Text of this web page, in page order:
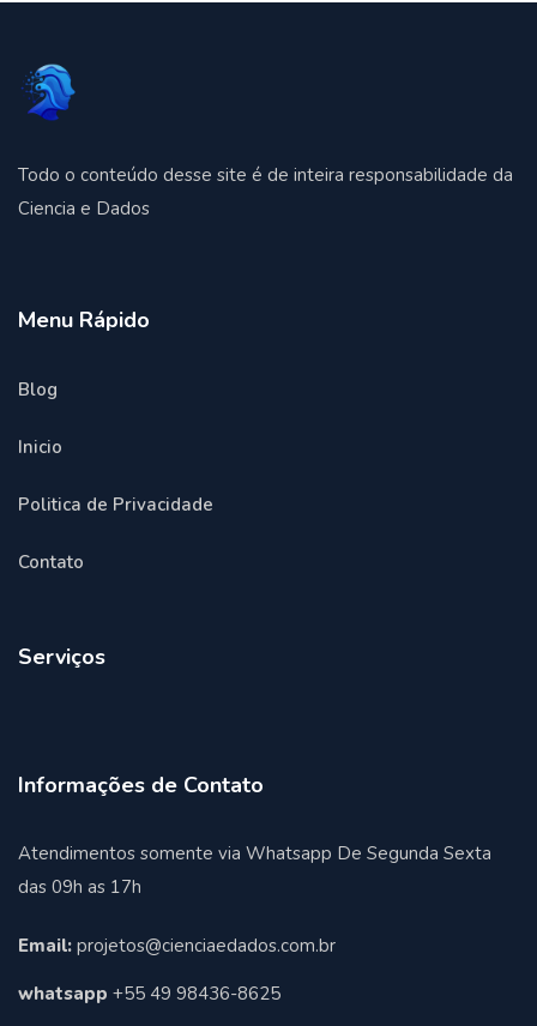
Todo o conteúdo desse site é de inteira responsabilidade da
Ciencia e Dados
Menu Rápido
Blog
Inicio
Politica de Privacidade
Contato
Serviços
Informações de Contato
Atendimentos somente via Whatsapp De Segunda Sexta
das 09h as 17h
Email: projetos@cienciaedados.com.br
whatsapp +55 49 98436-8625